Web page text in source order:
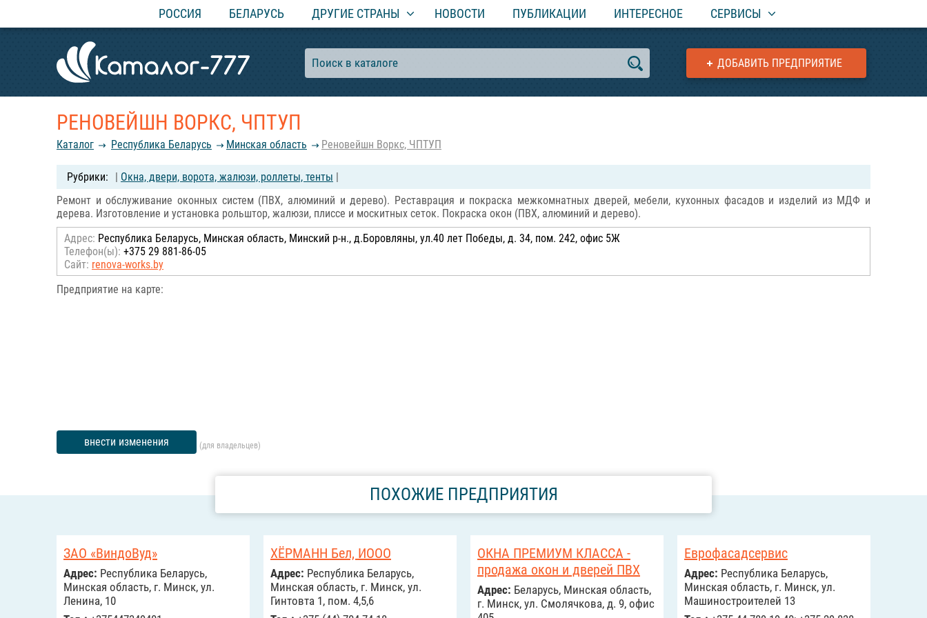
РОССИЯ БЕЛАРУСЬ ДРУГИЕ СТРАНЫ НОВОСТИ ПУБЛИКАЦИИ ИНТЕРЕСНОЕ СЕРВИСЫ
ДОБАВИТЬ ПРЕДПРИЯТИЕ
РЕНОВЕЙШН ВОРКС, ЧПТУП
Каталог Республика Беларусь Минская область Реновейшн Воркс, ЧПТУП
| Окна, двери, ворота, жалюзи, роллеты, тенты |
Ремонт и обслуживание оконных систем (ПВХ, алюминий и дерево). Реставрация и покраска межкомнатных дверей, мебели, кухонных фасадов и изделий из МДФ и
дерева. Изготовление и установка рольштор, жалюзи, плиссе и москитных сеток. Покраска окон (ПВХ, алюминий и дерево).
Адрес: Республика Беларусь, Минская область, Минский р-н., д.Боровляны, ул.40 лет Победы, д. 34, пом. 242, офис 5Ж
Телефон(ы): +375 29 881-86-05
Сайт: renova-works.by
Предприятие на карте:
внести изменения (для владельцев)
ПОХОЖИЕ ПРЕДПРИЯТИЯ
ЗАО «ВиндоВуд»
Адрес: Республика Беларусь,
Минская область, г. Минск, ул.
Ленина, 10
ХЁРМАНН Бел, ИООО
Адрес: Республика Беларусь,
Минская область, г. Минск, ул.
Гинтовта 1, пом. 4,5,6
ОКНА ПРЕМИУМ КЛАССА -
продажа окон и дверей ПВХ
Адрес: Беларусь, Минская область,
г. Минск, ул. Смолячкова, д. 9, офис
Еврофасадсервис
Адрес: Республика Беларусь,
Минская область, г. Минск, ул.
Машиностроителей 13